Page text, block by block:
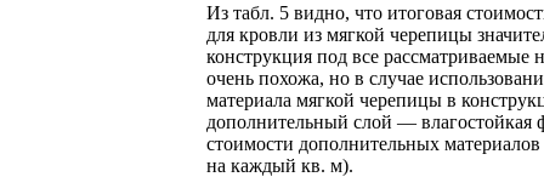
Из табл. 5 видно, что итоговая
для кровли из мягкой черепицы
конструкция под все рассматриваемые
очень похожа, но в случае
материала мягкой черепицы в
дополнительный слой — влагостойкая
стоимости дополнительных
на каждый кв. м).